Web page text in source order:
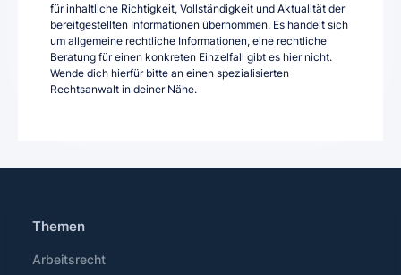
für inhaltliche Richtigkeit, Vollständigkeit und Aktualität der
bereitgestellten Informationen übernommen. Es handelt sich
um allgemeine rechtliche Informationen, eine rechtliche
Beratung für einen konkreten Einzelfall gibt es hier nicht.
Wende dich hierfür bitte an einen spezialisierten
Rechtsanwalt in deiner Nähe.
Themen
Arbeitsrecht